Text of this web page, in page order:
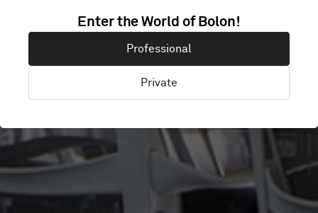
DENTSU AEGIS
Köpenhamn, Danmark
Enter the World of Bolon!
Professional
Private